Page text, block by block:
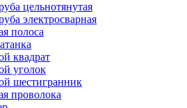
цельнотянутая
электросварная
полоса
квадрат
уголок
шестигранник
проволока